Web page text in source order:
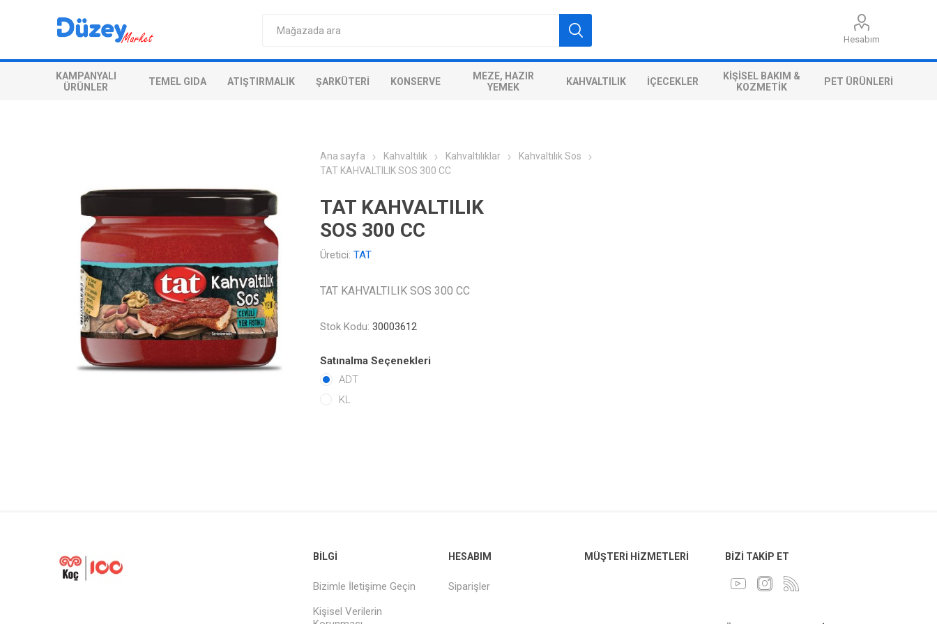
Hesabım
KAMPANYALI
ÜRÜNLER
TEMEL GIDA ATIŞTIRMALIK ŞARKÜTERI KONSERVE
MEZE, HAZIR
YEMEK
KAHVALTILIK İÇECEKLER
KIŞISEL BAKIM &
KOZMETIK
PET ÜRÜNLERI
Ana sayfa Kahvaltılık Kahvaltılıklar
Kahvaltılık Sos
TAT KAHVALTILIK SOS 300 CC
TAT KAHVALTILIK
SOS 300 CC
Üretici: TAT
TAT KAHVALTILIK SOS 300 CC
Stok Kodu: 30003612
Satınalma Seçenekleri
ADT
KL
BILGI
Bizimle İletişime Geçin
Kişisel Verilerin
HESABIM
Siparişler
MÜŞTERI HIZMETLERI BIZI TAKIP ET